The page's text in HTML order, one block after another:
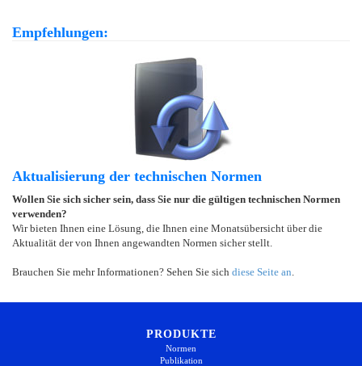
Empfehlungen:
Aktualisierung der technischen Normen
Wollen Sie sich sicher sein, dass Sie nur die gültigen technischen Normen
verwenden?
Wir bieten Ihnen eine Lösung, die Ihnen eine Monatsübersicht über die
Aktualität der von Ihnen angewandten Normen sicher stellt.
Brauchen Sie mehr Informationen? Sehen Sie sich diese Seite an
PRODUKTE
Normen
Publikation